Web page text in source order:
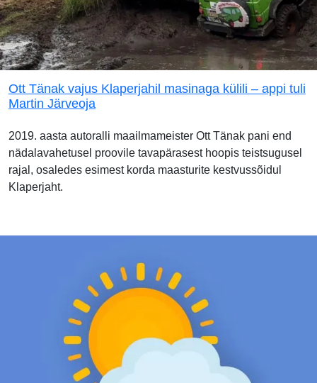
Ott Tänak vajus Klaperjahil masinaga külili – appi tuli
Martin Järveoja
2019. aasta autoralli maailmameister Ott Tänak pani end
nädalavahetusel proovile tavapärasest hoopis teistsugusel
rajal, osaledes esimest korda maasturite kestvussõidul
Klaperjaht.